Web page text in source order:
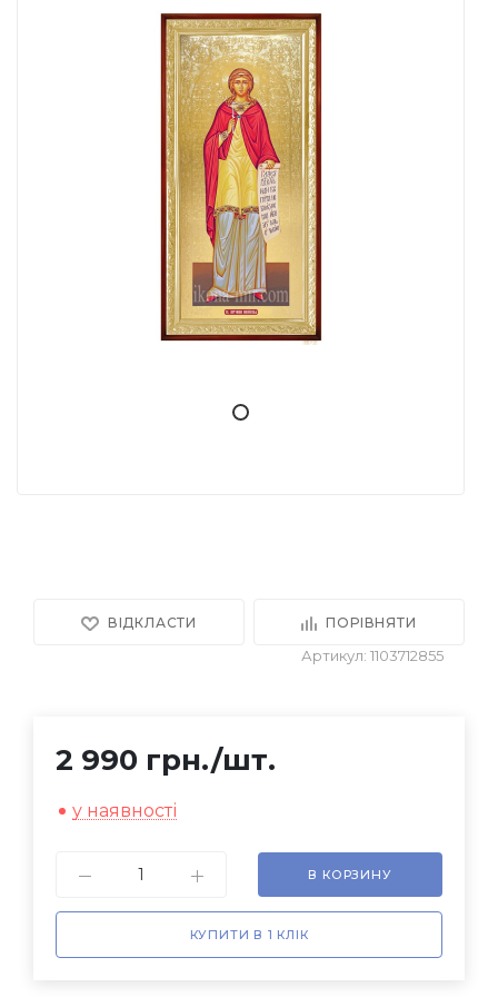
ВІДКЛАСТИ ПОРІВНЯТИ
Артикул: 1103712855
2 990 грн./шт.
у наявності
В КОРЗИНУ
КУПИТИ В 1 КЛІК